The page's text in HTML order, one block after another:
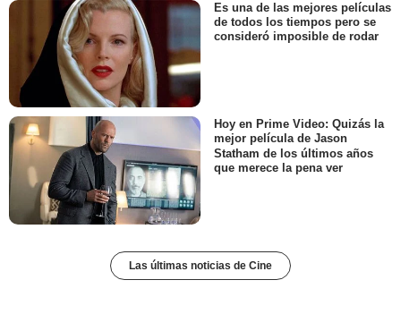
Es una de las mejores películas
de todos los tiempos pero se
consideró imposible de rodar
Hoy en Prime Video: Quizás la
mejor película de Jason
Statham de los últimos años
que merece la pena ver
Las últimas noticias de Cine